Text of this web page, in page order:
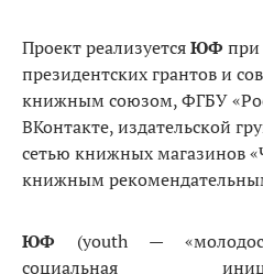
Проект реализуетсяЮФ
президентских грантов и
книжным союзом, ФГБУ
ВКонтакте, издательской
сетью книжных магазинов
книжным
ЮФ (youth —
социальная